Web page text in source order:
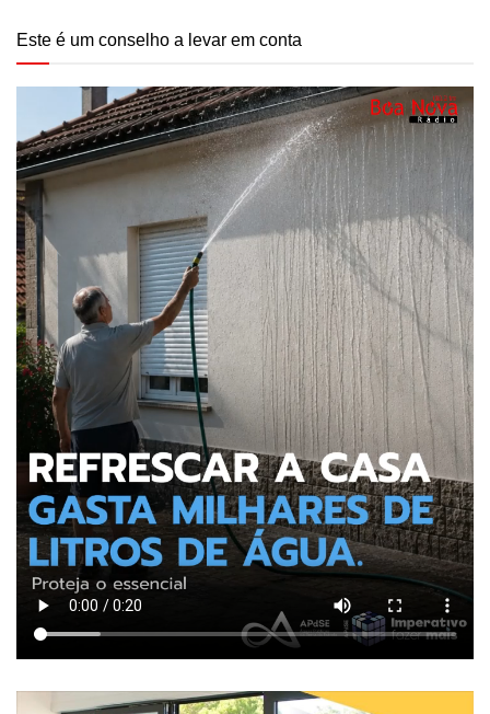
Este é um conselho a levar em conta